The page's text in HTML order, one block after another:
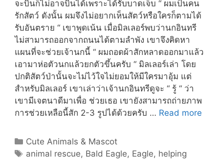
จะบินก็ไม่อาจบินได้เพราะได้รับบาดเจ็บ “ ผมเป็นคน
รักสัตว์ ดังนั้น ผมจึงไม่อยากเห็นสัตว์หรือใครก็ตามได้
รับอันตราย “ เขาพูดเน้น เมื่อมิลเลอร์พบว่านกอินทรี
ไม่สามารถออกจากถนนได้ตามลำพัง เขาจึงคิดหา
แผนที่จะช่วยเจ้านกนี้ “ ผมถอดผ้าสักหลาดออกมาแล้ว
เอามาห่อตัวนกแล้วยกตัวขึ้นครับ “ มิลเลอร์เล่า โดย
ปกติสัตว์ป่านั้นจะไม่ไว้ใจไม่ยอมให้มีใครมาอุ้ม แต่
สำหรับมิลเลอร์ เขาเล่าว่าเจ้านกอินทรีดูจะ “ รู้ “ ว่า
เขามีเจตนาดีมาเพื่อ ช่วยเธอ เขายังสามารถถ่ายภาพ
การช่วยเหลือนี้สัก 2-3 รูปได้ด้วยครับ … Read more
Categories
Cute Animals & Mascot
Tags
animal rescue, Bald Eagle, Eagle, helping